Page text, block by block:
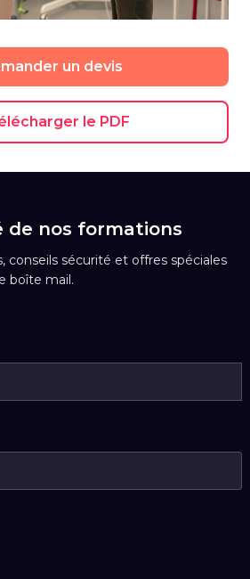
un devis
le PDF
de nos formations
conseils sécurité et offres spéciales
boîte mail.